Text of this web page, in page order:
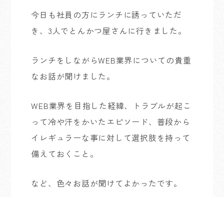
今日も社員の方に ランチに誘っていただ
き、3人でとんかつ屋さんに行きました。
ランチをしながらWEB業界についての貴重
なお話が聞けました。
WEB業界を目指した経緯、トラブルが起こ
って冷や汗をかいたエピソード、普段から
イレギュラーな事に対して選択肢を持って
備えておくこと。
など、色々お話が聞けてよかったです。